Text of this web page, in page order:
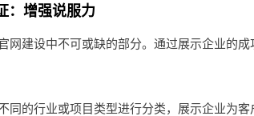
：增强说服力
网建设中不可或缺的部分。通过展示企业的
同的行业或项目类型进行分类，展示企业为